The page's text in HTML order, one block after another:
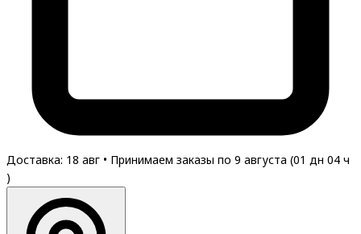
Доставка: 18 авг • Принимаем заказы по 9 августа (01 дн 04 ч
)